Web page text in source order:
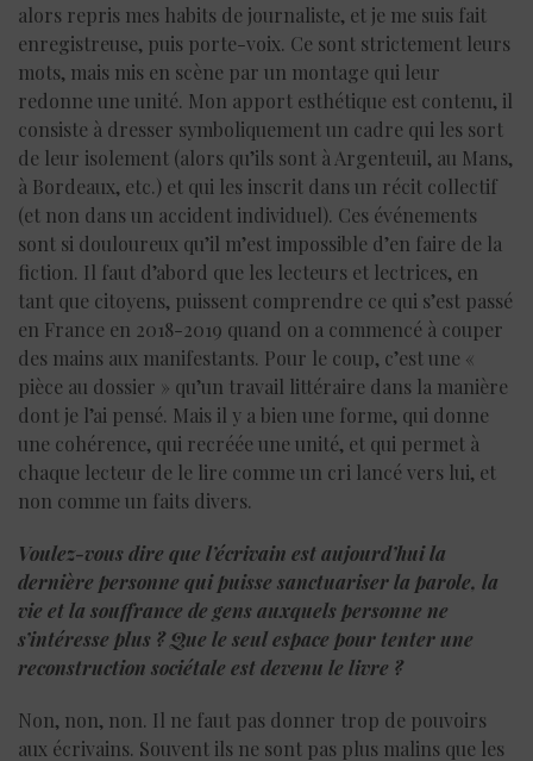
alors repris mes habits de journaliste, et je me suis fait
enregistreuse, puis porte-voix. Ce sont strictement leurs
mots, mais mis en scène par un montage qui leur
redonne une unité. Mon apport esthétique est contenu, il
consiste à dresser symboliquement un cadre qui les sort
de leur isolement (alors qu’ils sont à Argenteuil, au Mans,
à Bordeaux, etc.) et qui les inscrit dans un récit collectif
(et non dans un accident individuel). Ces événements
sont si douloureux qu’il m’est impossible d’en faire de la
fiction. Il faut d’abord que les lecteurs et lectrices, en
tant que citoyens, puissent comprendre ce qui s’est passé
en France en 2018-2019 quand on a commencé à couper
des mains aux manifestants. Pour le coup, c’est une «
pièce au dossier » qu’un travail littéraire dans la manière
dont je l’ai pensé. Mais il y a bien une forme, qui donne
une cohérence, qui recréée une unité, et qui permet à
chaque lecteur de le lire comme un cri lancé vers lui, et
non comme un faits divers.
Voulez-vous dire que l’écrivain est aujourd’hui la
dernière personne qui puisse sanctuariser la parole, la
vie et la souffrance de gens auxquels personne ne
s’intéresse plus ?Que le seul espace pour tenter une
reconstruction sociétale est devenu le livre ?
Non, non, non. Il ne faut pas donner trop de pouvoirs
aux écrivains. Souvent ils ne sont pas plus malins que les